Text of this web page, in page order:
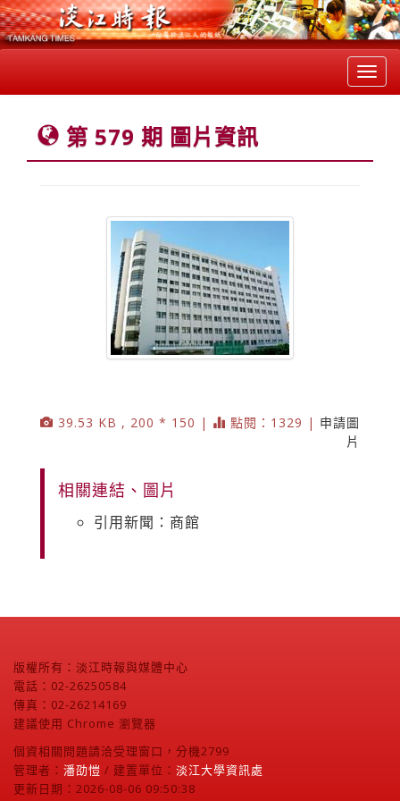
第 579 期 圖片資訊
39.53 KB , 200 * 150 | 點閱：1329 | 申請圖
片
相關連結、圖片
引用新聞：商館
版權所有：淡江時報與媒體中心
電話：02-26250584
傳真：02-26214169
建議使用 Chrome 瀏覽器
個資相關問題請洽受理窗口，分機2799
管理者： 潘劭愷 / 建置單位： 淡江大學資訊處
更新日期：2026-08-06 09:50:38